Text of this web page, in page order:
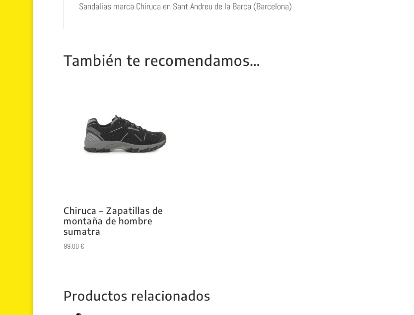
Sandalias marca Chiruca en Sant Andreu de la Barca (Barcelona)
También te recomendamos…
Chiruca – Zapatillas de
montaña de hombre
sumatra
99.00€
Productos relacionados